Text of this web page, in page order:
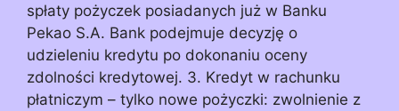
spłaty pożyczek posiadanych już w Banku
Pekao S.A. Bank podejmuje decyzję o
udzieleniu kredytu po dokonaniu oceny
zdolności kredytowej. 3. Kredyt w rachunku
płatniczym – tylko nowe pożyczki: zwolnienie z